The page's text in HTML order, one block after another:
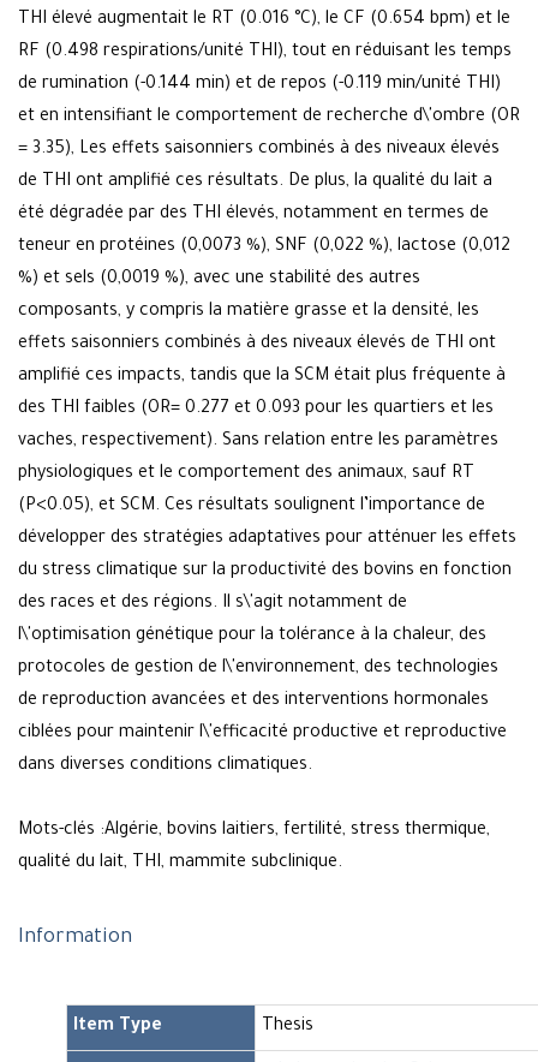
THI élevé augmentait le RT (0.016 °C), le CF (0.654 bpm) et le
RF (0.498 respirations/unité THI), tout en réduisant les temps
de rumination (-0.144 min) et de repos (-0.119 min/unité THI)
et en intensifiant le comportement de recherche d\'ombre (OR
= 3.35), Les effets saisonniers combinés à des niveaux élevés
de THI ont amplifié ces résultats. De plus, la qualité du lait a
été dégradée par des THI élevés, notamment en termes de
teneur en protéines (0,0073 %), SNF (0,022 %), lactose (0,012
%) et sels (0,0019 %), avec une stabilité des autres
composants, y compris la matière grasse et la densité, les
effets saisonniers combinés à des niveaux élevés de THI ont
amplifié ces impacts, tandis que la SCM était plus fréquente à
des THI faibles (OR= 0.277 et 0.093 pour les quartiers et les
vaches, respectivement). Sans relation entre les paramètres
physiologiques et le comportement des animaux, sauf RT
(P<0.05), et SCM. Ces résultats soulignent l’importance de
développer des stratégies adaptatives pour atténuer les effets
du stress climatique sur la productivité des bovins en fonction
des races et des régions. Il s\'agit notamment de
l\'optimisation génétique pour la tolérance à la chaleur, des
protocoles de gestion de l\'environnement, des technologies
de reproduction avancées et des interventions hormonales
ciblées pour maintenir l\'efficacité productive et reproductive
dans diverses conditions climatiques.
Mots-clés :Algérie, bovins laitiers, fertilité, stress thermique,
qualité du lait, THI, mammite subclinique.
Information
Item Type Thesis